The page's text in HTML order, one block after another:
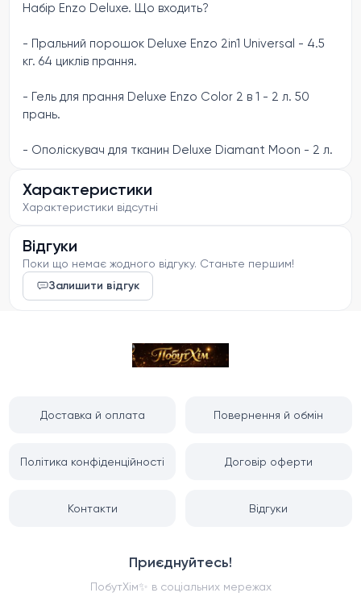
Набір Enzo Deluxe. Що входить?
- Пральний порошок Deluxe Enzo 2in1 Universal - 4.5
кг. 64 циклів прання.
- Гель для прання Deluxe Enzo Color 2 в 1 - 2 л. 50
прань.
- Ополіскувач для тканин Deluxe Diamant Moon - 2 л.
Характеристики
Характеристики відсутні
Відгуки
Поки що немає жодного відгуку. Станьте першим!
Залишити відгук
Доставка й оплата Повернення й обмін
Політика конфіденційності Договір оферти
Контакти Відгуки
Приєднуйтесь!
ПобутХім✨️ в соціальних мережах